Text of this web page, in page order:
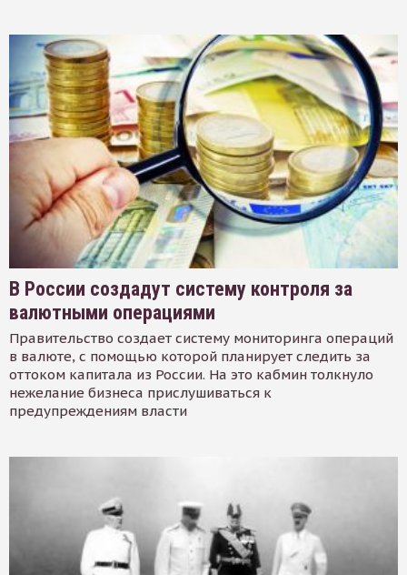
В России создадут систему контроля за
валютными операциями
Правительство создает систему мониторинга операций
в валюте, с помощью которой планирует следить за
оттоком капитала из России. На это кабмин толкнуло
нежелание бизнеса прислушиваться к
предупреждениям власти